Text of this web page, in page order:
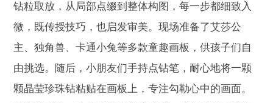
钻粒取放，从局部点缀到整体构图，每一步都细致入
微，既传授技巧，也启发审美。现场准备了艾莎公
主、独角兽、卡通小兔等多款童趣画板，供孩子们自
由挑选。随后，小朋友们手持点钻笔，耐心地将一颗
颗晶莹珍珠钻粘贴在画板上，专注勾勒心中的画面。